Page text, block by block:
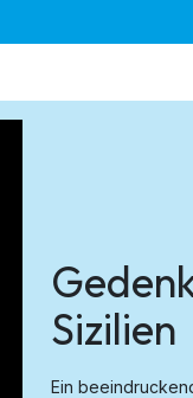
Sizilien
Ein